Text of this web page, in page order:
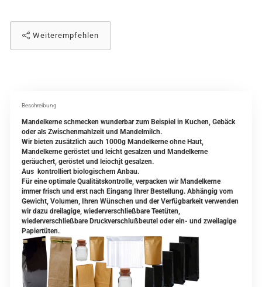
Weiterempfehlen
Beschreibung
Mandelkerne schmecken wunderbar zum Beispiel in Kuchen, Gebäck
oder als Zwischenmahlzeit und Mandelmilch.
Wir bieten zusätzlich auch 1000g Mandelkerne ohne Haut,
Mandelkerne geröstet und leicht gesalzen und Mandelkerne
geräuchert, geröstet und leiochjt gesalzen.
Aus kontrolliert biologischem Anbau.
Für eine optimale Qualitätskontrolle, verpacken wir Mandelkerne
immer frisch und erst nach Eingang Ihrer Bestellung. Abhängig vom
Gewicht, Volumen, Ihren Wünschen und der Verfügbarkeit verwenden
wir dazu dreilagige, wiederverschließbare Teetüten,
wiederverschließbare Druckverschlußbeutel oder ein- und zweilagige
Papiertüten.